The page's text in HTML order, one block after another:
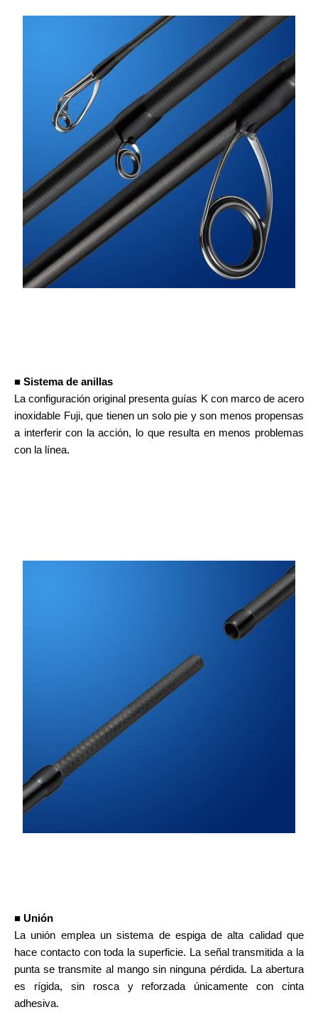
■ Sistema de anillas
La configuración original presenta guías K con marco de acero
inoxidable Fuji, que tienen un solo pie y son menos propensas
a interferir con la acción, lo que resulta en menos problemas
con la línea.
■ Unión
La unión emplea un sistema de espiga de alta calidad que
hace contacto con toda la superficie. La señal transmitida a la
punta se transmite al mango sin ninguna pérdida. La abertura
es rígida, sin rosca y reforzada únicamente con cinta
adhesiva.